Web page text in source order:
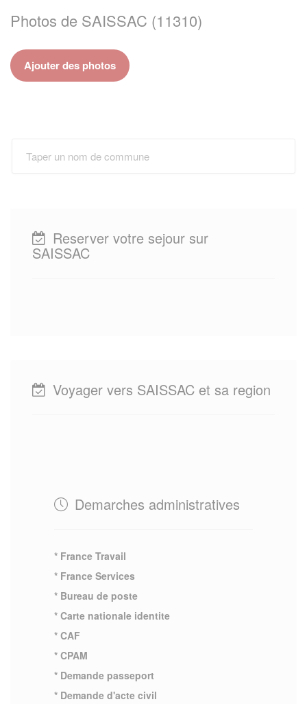
Photos de SAISSAC (11310)
Ajouter des photos
Reserver votre sejour sur
SAISSAC
Voyager vers SAISSAC et sa region
Demarches administratives
* France Travail
* France Services
* Bureau de poste
* Carte nationale identite
* CAF
* CPAM
* Demande passeport
* Demande d'acte civil